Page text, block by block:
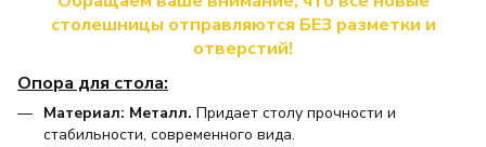
столешницы отправляются БЕЗ разметки и
отверстий!
Опора для стола:
Материал: Металл. Придает столу прочности и
стабильности, современного вида.